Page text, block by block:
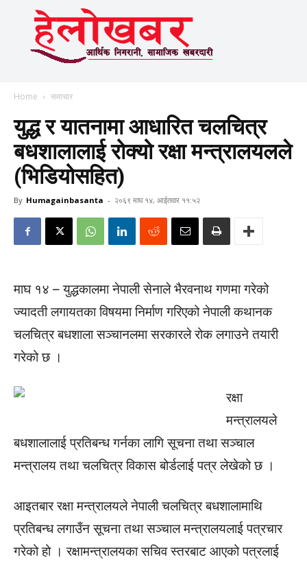
Home समाचार
युद्ध र यातनामा आधारित चलचित्र
बधशालालाई रोक्यो रक्षा मन्त्रालयलले
(भिडियोसहित)
By Humagainbasanta - २०६९ माघ १४, आईतवार ११:५२
माघ १४ – युद्धकालमा नेपाली सेनाले भैरवनाथ गणमा गरेको
ज्यादती लगायतका विषयमा निर्माण गरिएको नेपाली कथानक
चलचित्र बधशाला सञ्चानलमा सरकारले रोक लगाउने तयारी
गरेको छ ।
रक्षा
मन्त्रालयले
बधशालालाई प्रतिबन्ध गर्नका लागि सूचना तथा सञ्चाल
मन्त्रालय तथा चलचित्र विकास बोर्डलाई पत्र लेखेको छ ।
आइतबार रक्षा मन्त्रालयले नेपाली चलचित्र बधशालामाथि
प्रतिबन्ध लगाउँन सूचना तथा सञ्चाल मन्त्रालयलाई पत्रचार
गरेको हो । रक्षामन्त्रालयका सचिव स्तरबाट आएको पत्रलाई